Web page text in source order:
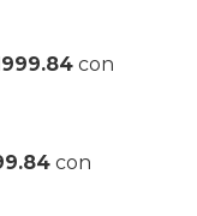
con
con